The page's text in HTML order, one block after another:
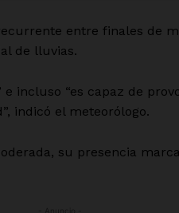
entre finales de
de lluvias.
incluso “es capaz de
indicó el meteorólogo.
su presencia